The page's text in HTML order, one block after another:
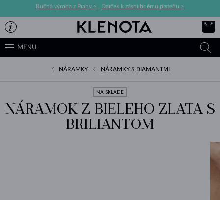
Ručná výroba z Prahy > Darček k zásnubnému prsteňu >
MENU
NÁRAMKY NÁRAMKY S DIAMANTMI
NA SKLADE
NÁRAMOK Z BIELEHO ZLATA S
BRILIANTOM